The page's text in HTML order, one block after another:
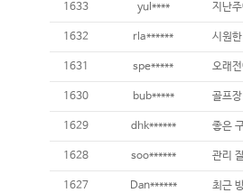
1633 yul****
1632 rla******
1631 spe*****
1630 bub*****
1629 dhk****** 좋은
1628 soo****** 관리
1627 Dan******